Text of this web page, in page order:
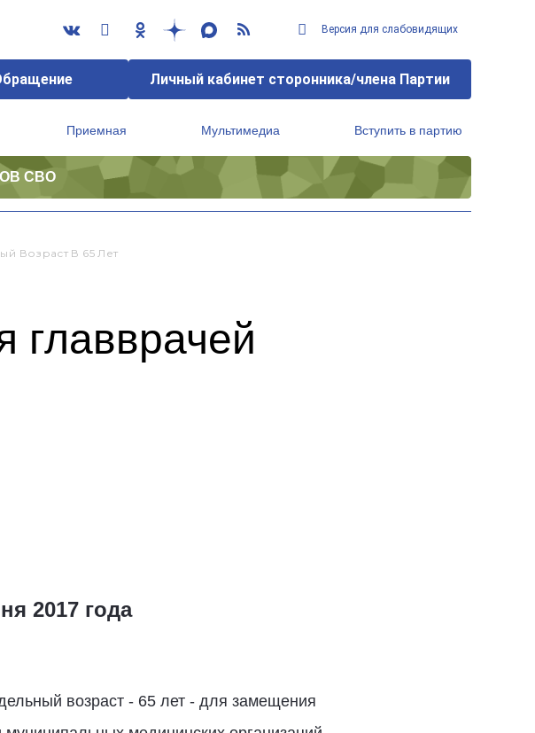
Версия для слабовидящих
Личный кабинет сторонника/члена Партии
Приемная Мультимедиа Вступить в партию
СВО
Возраст В 65 Лет
главврачей
2017 года
возраст - 65 лет - для замещения